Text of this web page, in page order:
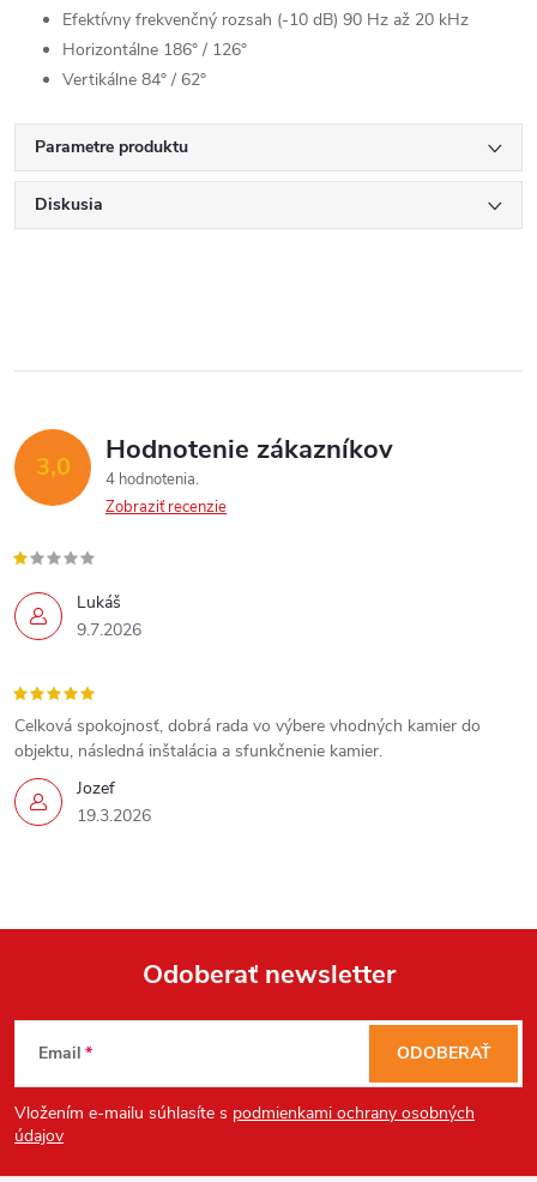
Efektívny frekvenčný rozsah (-10 dB) 90 Hz až 20 kHz
Horizontálne 186° / 126°
Vertikálne 84° / 62°
Parametre produktu
Diskusia
3,0 Hodnotenie zákazníkov
4 hodnotenia
Zobraziť recenzie
Lukáš
9.7.2026
Jozef
19.3.2026
Celková spokojnosť, dobrá rada vo výbere vhodných kamier do
objektu, následná inštalácia a sfunkčnenie kamier.
Z
á
p
Odoberať newsletter
Email
Vložením e-mailu súhlasíte s podmienkami ochrany osobných
údajov
ODOBERAŤ